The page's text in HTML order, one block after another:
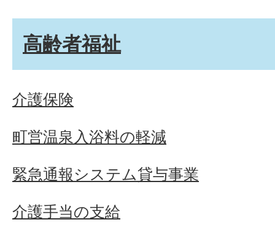
高齢者福祉
介護保険
町営温泉入浴料の軽減
緊急通報システム貸与事業
介護手当の支給